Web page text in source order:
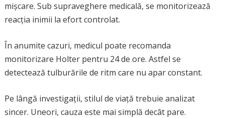
mișcare. Sub supraveghere medicală, se monitorizează
reacția inimii la efort controlat.
În anumite cazuri, medicul poate recomanda
monitorizare Holter pentru 24 de ore. Astfel se
detectează tulburările de ritm care nu apar constant.
Pe lângă investigații, stilul de viață trebuie analizat
sincer. Uneori, cauza este mai simplă decât pare.